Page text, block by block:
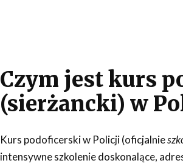
Czym jest kurs
(sierżancki) w
Kurs podoficerski w Policji (oficjalnie
intensywne szkolenie doskonalące,